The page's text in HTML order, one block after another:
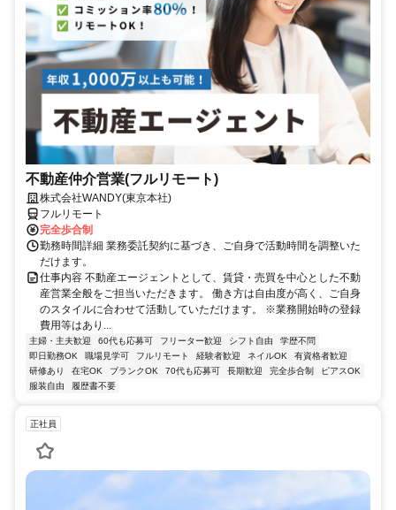
不動産仲介営業(フルリモート)
株式会社WANDY(東京本社)
フルリモート
完全歩合制
勤務時間詳細 業務委託契約に基づき、ご自身で活動時間を調整いた
だけます。
仕事内容 不動産エージェントとして、賃貸・売買を中心とした不動
産営業全般をご担当いただきます。 働き方は自由度が高く、ご自身
のスタイルに合わせて活動していただけます。 ※業務開始時の登録
費用等はあり...
主婦・主夫歓迎 60代も応募可 フリーター歓迎 シフト自由
学歴不問
即日勤務OK
職場見学可 フルリモート 経験者歓迎 ネイルOK
有資格者歓迎
研修あり
在宅OK ブランクOK 70代も応募可 長期歓迎 完全歩合制
ピアスOK
服装自由
履歴書不要
正社員